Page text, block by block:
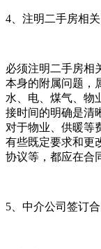
4、注明二手房相
必须注明二手房相
本身的附属问题，
水、电、煤气、物
接时间的明确是清
对于物业、供暖等
有些既定要求和更
协议等，都应在合
5、中介公司签订